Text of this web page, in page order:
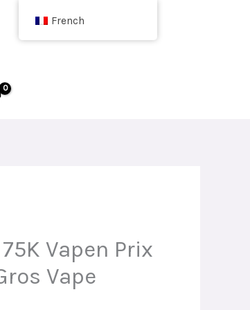
75K Vapen Prix
Vape
French